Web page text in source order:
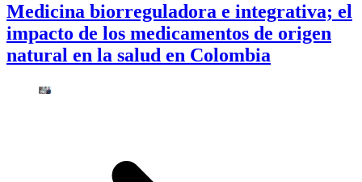
Medicina biorreguladora e integrativa; el
impacto de los medicamentos de origen
natural en la salud en Colombia